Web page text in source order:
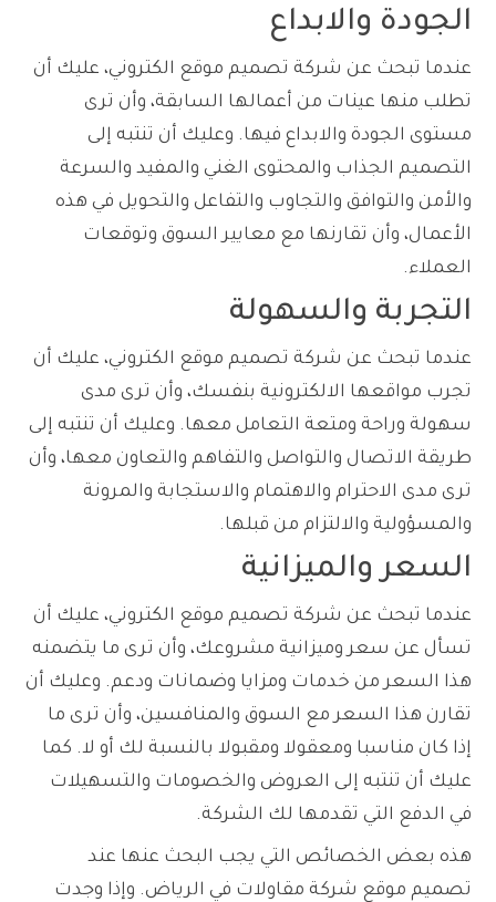
الجودة والابداع
عندما تبحث عن شركة تصميم موقع الكتروني، عليك أن
تطلب منها عينات من أعمالها السابقة، وأن ترى
مستوى الجودة والابداع فيها. وعليك أن تنتبه إلى
التصميم الجذاب والمحتوى الغني والمفيد والسرعة
والأمن والتوافق والتجاوب والتفاعل والتحويل في هذه
الأعمال، وأن تقارنها مع معايير السوق وتوقعات
العملاء.
التجربة والسهولة
عندما تبحث عن شركة تصميم موقع الكتروني، عليك أن
تجرب مواقعها الالكترونية بنفسك، وأن ترى مدى
سهولة وراحة ومتعة التعامل معها. وعليك أن تنتبه إلى
طريقة الاتصال والتواصل والتفاهم والتعاون معها، وأن
ترى مدى الاحترام والاهتمام والاستجابة والمرونة
والمسؤولية والالتزام من قبلها.
السعر والميزانية
عندما تبحث عن شركة تصميم موقع الكتروني، عليك أن
تسأل عن سعر وميزانية مشروعك، وأن ترى ما يتضمنه
هذا السعر من خدمات ومزايا وضمانات ودعم. وعليك أن
تقارن هذا السعر مع السوق والمنافسين، وأن ترى ما
إذا كان مناسبا ومعقولا ومقبولا بالنسبة لك أو لا. كما
عليك أن تنتبه إلى العروض والخصومات والتسهيلات
في الدفع التي تقدمها لك الشركة.
هذه بعض الخصائص التي يجب البحث عنها عند
تصميم موقع شركة مقاولات في الرياض. وإذا وجدت